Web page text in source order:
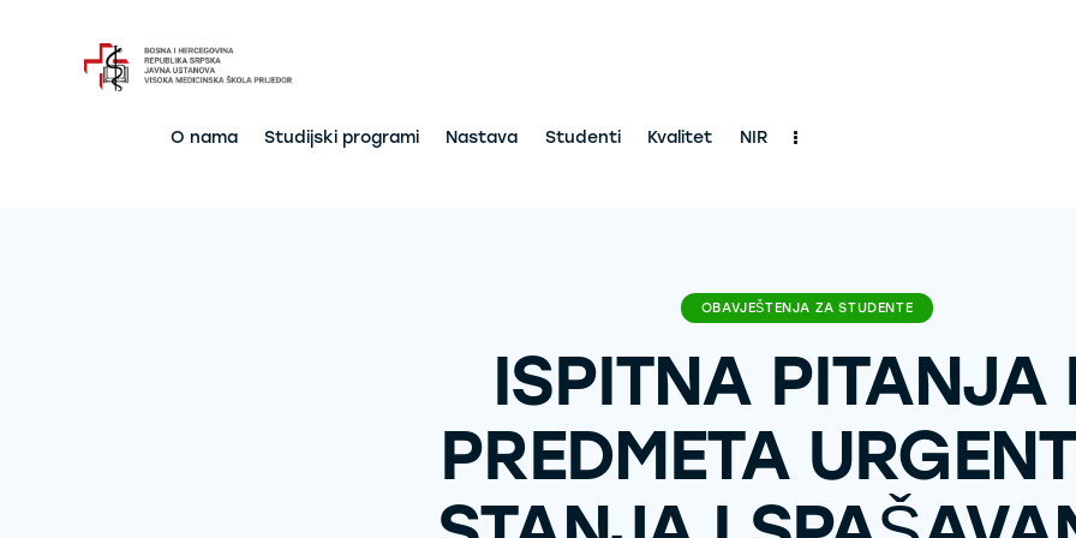
O nama Studijski programi Nastava Studenti Kvalitet NIR
OBAVJEŠTENJA ZA STUDENTE
ISPITNA PITANJA
PREDMETA